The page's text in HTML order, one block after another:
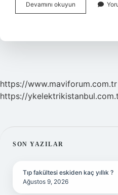
Devamını okuyun
Çağ
Başladı
https://www.maviforum.com.tr
https://
SIDEBAR
SON YAZILAR
Tıp fakültesi eskiden kaç yıllık ?
Ağustos 9, 2026